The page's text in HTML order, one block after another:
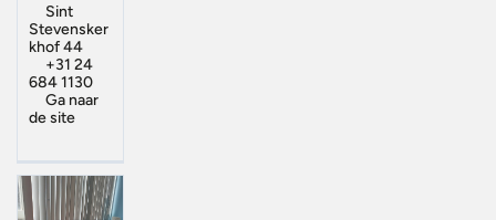
Sint
Stevensker
khof 44
+31 24
684 1130
Ga naar
de site